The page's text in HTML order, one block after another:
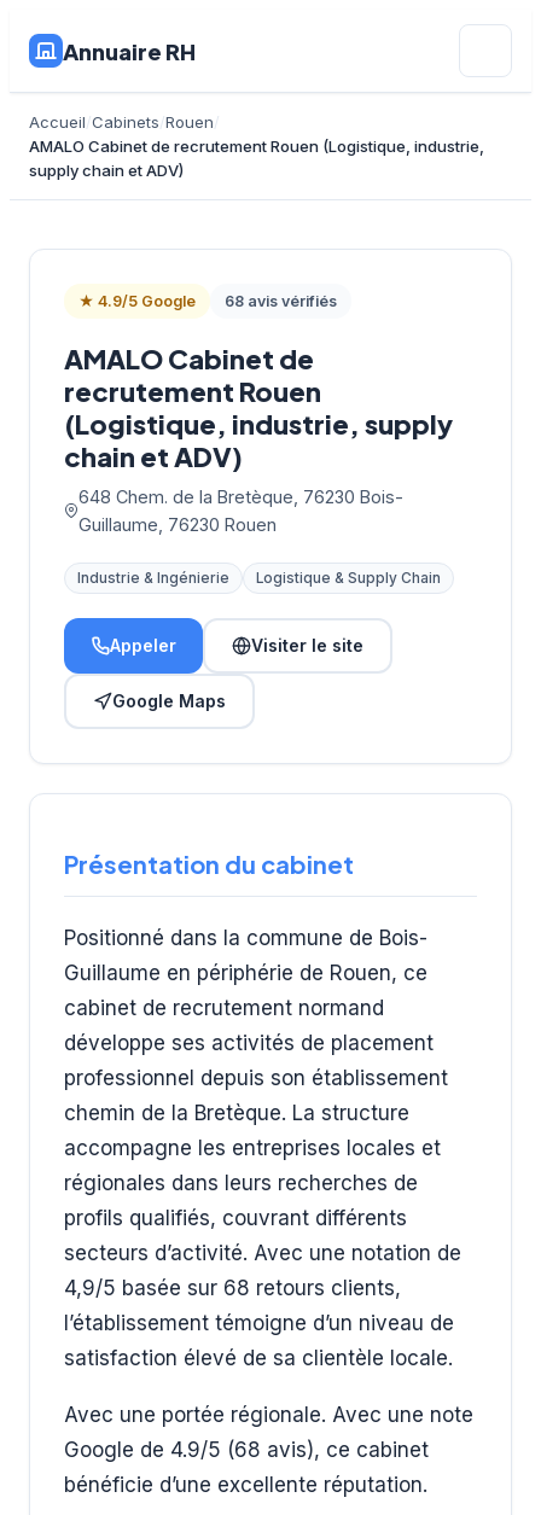
Annuaire RH
Accueil Cabinets Rouen
AMALO Cabinet de recrutement Rouen (Logistique, industrie,
supply chain et ADV)
★ 4.9/5 Google 68 avis vérifiés
AMALO Cabinet de
recrutement Rouen
(Logistique, industrie, supply
chain et ADV)
648 Chem. de la Bretèque, 76230 Bois-
Guillaume, 76230 Rouen
Industrie & Ingénierie Logistique & Supply Chain
Appeler Visiter le site
Google Maps
Présentation du cabinet
Positionné dans la commune de Bois-
Guillaume en périphérie de Rouen, ce
cabinet de recrutement normand
développe ses activités de placement
professionnel depuis son établissement
chemin de la Bretèque. La structure
accompagne les entreprises locales et
régionales dans leurs recherches de
profils qualifiés, couvrant différents
secteurs d’activité. Avec une notation de
4,9/5 basée sur 68 retours clients,
l’établissement témoigne d’un niveau de
satisfaction élevé de sa clientèle locale.
Avec une portée régionale. Avec une note
Google de 4.9/5 (68 avis), ce cabinet
bénéficie d’une excellente réputation.